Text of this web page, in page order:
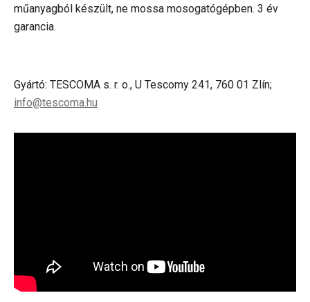
műanyagból készült, ne mossa mosogatógépben. 3 év
garancia.
Gyártó: TESCOMA s. r. o., U Tescomy 241, 760 01 Zlín;
info@tescoma.hu